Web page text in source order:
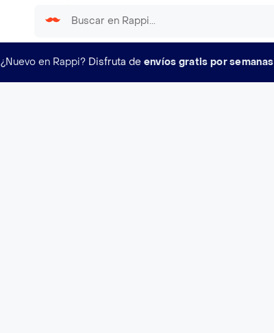
¿Nuevo en Rappi? Disfruta de envíos gratis por semanas